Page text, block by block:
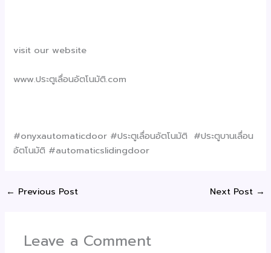
visit our website
www.ประตูเลื่อนอัตโนมัติ.com
#onyxautomaticdoor #ประตูเลื่อนอัตโนมัติ #ประตูบานเลื่อน
อัตโนมัติ #automaticslidingdoor
← Previous Post Next Post →
Leave a Comment